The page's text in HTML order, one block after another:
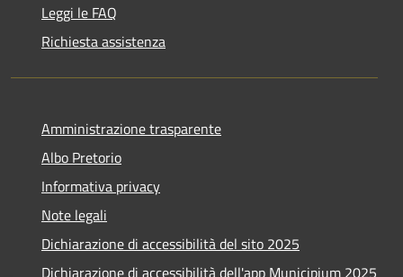
Leggi le FAQ
Richiesta assistenza
Amministrazione trasparente
Albo Pretorio
Informativa privacy
Note legali
Dichiarazione di accessibilità del sito 2025
Dichiarazione di accessibilità dell'app Municipium 2025